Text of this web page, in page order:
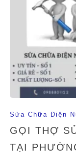
Sửa Chữa Điện
GỌI THỢ
TẠI